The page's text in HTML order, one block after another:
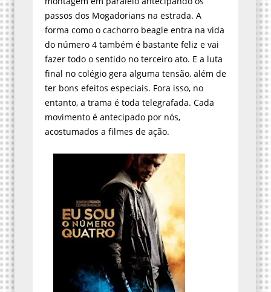
passos dos Mogadorians na estrada. A
forma como o cachorro beagle entra na vida
do número 4 também é bastante feliz e vai
fazer todo o sentido no terceiro ato. E a luta
final no colégio gera alguma tensão, além de
ter bons efeitos especiais. Fora isso, no
entanto, a trama é toda telegrafada. Cada
movimento é antecipado por nós,
acostumados a filmes de ação.